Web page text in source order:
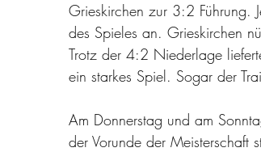
Grieskirchen zur 3:2 Führung.
des Spieles an. Grieskirchen
Trotz der 4:2 Niederlage
ein starkes Spiel. Sogar der
Am Donnerstag und am
der Vorunde der Meisterschaft